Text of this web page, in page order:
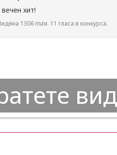
хит!
1306 пъти. 11 гласа в конкурса.